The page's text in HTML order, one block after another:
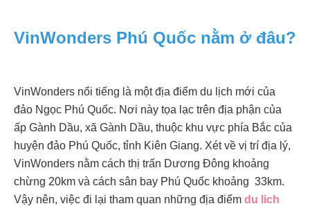
VinWonders Phú Quốc nằm ở đâu?
VinWonders nổi tiếng là một địa điểm du lịch mới của
đảo Ngọc Phú Quốc. Nơi này tọa lạc trên địa phận của
ấp Gành Dầu, xã Gành Dầu, thuộc khu vực phía Bắc của
huyện đảo Phú Quốc, tỉnh Kiên Giang. Xét về vị trí địa lý,
VinWonders nằm cách thị trấn Dương Đông khoảng
chừng 20km và cách sân bay Phú Quốc khoảng 33km.
Vậy nên, việc đi lại tham quan những địa điểm du lich